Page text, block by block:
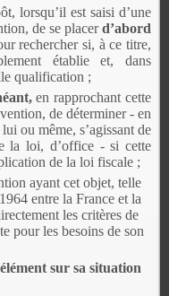
lorsqu’il est saisi d’une
de se placerd’abord
rechercher si, à ce titre,
établie et, dans
qualification ;
en rapprochant cette
de déterminer - en
ou même, s’agissant de
la loi, d’office - si cette
de la loi fiscale ;
ayant cet objet, telle
entre la France et la
les critères de
pour les besoins de son
sur sa situation